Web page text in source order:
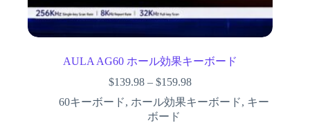
AULA AG60 ホール効果キーボード
$139.98 –$159.98
60キーボード, ホール効果キーボード, キー
ボード